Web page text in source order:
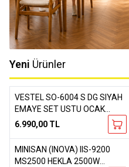
Yeni Ürünler
Yeni
Favorilere Ekle
VESTEL SO-6004 S DG SIYAH
EMAYE SET USTU OCAK
(20268046)
6.990,00 TL
Yeni
Favorilere Ekle
MINISAN (INOVA) IIS-9200
MS2500 HEKLA 2500W